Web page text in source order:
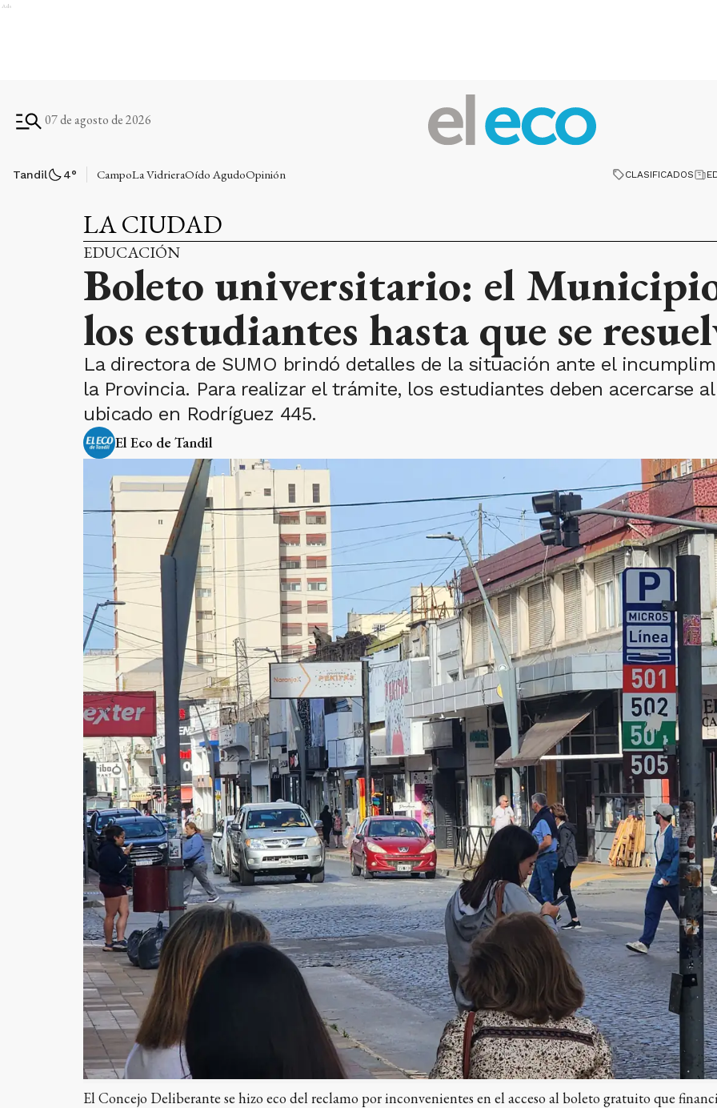
Ads
07 de agosto de 2026
Tandil 4° CampoLa VidrieraOído AgudoOpinión CLASIFICADOS
LA CIUDAD
EDUCACIÓN
Boleto universitario: el
los estudiantes hasta que se
La directora de SUMO brindó detalles de la situación ante el
la Provincia. Para realizar el trámite, los estudiantes deben acercarse
ubicado en Rodríguez 445.
El Eco de Tandil
El Concejo Deliberante se hizo eco del reclamo por inconvenientes en el acceso al boleto gratuito que